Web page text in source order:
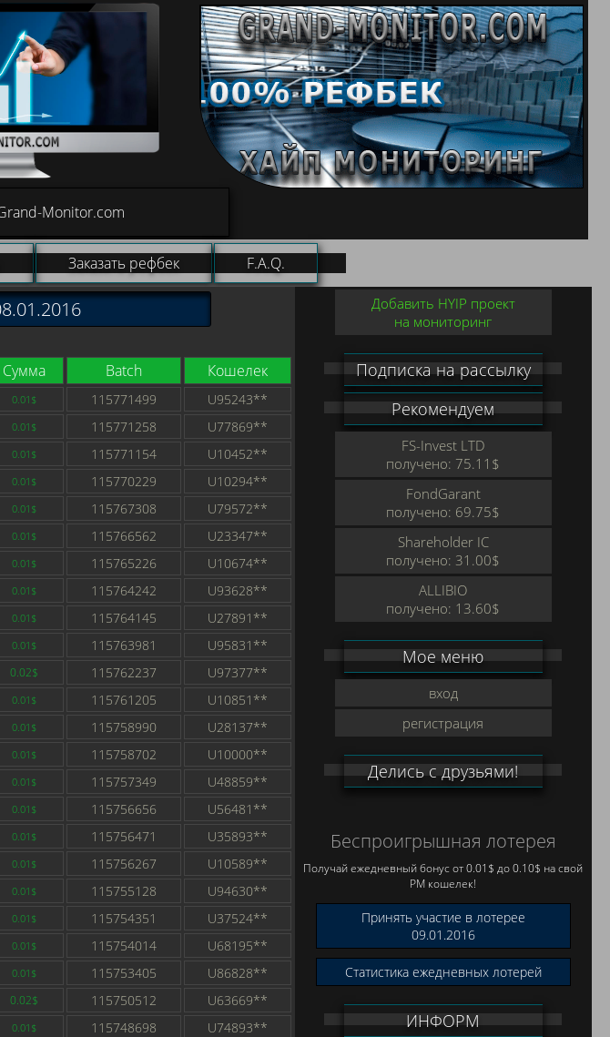
Monitor.com
Заказать рефбек F.A.Q.
Сумма Batch Кошелек
0.01$ 115771499
U95243**
0.01$ 115771258
U77869**
0.01$ 115771154
U10452**
0.01$ 115770229
U10294**
0.01$ 115767308
U79572**
0.01$ 115766562
U23347**
0.01$ 115765226
U10674**
0.01$ 115764242
U93628**
0.01$ 115764145
U27891**
0.01$ 115763981
U95831**
0.02$ 115762237
U97377**
0.01$ 115761205
U10851**
0.01$ 115758990
U28137**
0.01$ 115758702
U10000**
0.01$ 115757349
U48859**
0.01$ 115756656
U56481**
0.01$ 115756471
U35893**
0.01$ 115756267
U10589**
0.01$ 115755128
U94630**
0.01$ 115754351
U37524**
0.01$ 115754014
U68195**
0.01$ 115753405
U86828**
0.02$ 115750512
U63669**
0.01$ 115748698
U74893**
Добавить HYIP проект
на мониторинг
Подписка на рассылку
Рекомендуем
FS-Invest LTD
получено: 75.11$
FondGarant
получено: 69.75$
Shareholder IC
получено: 31.00$
ALLIBIO
получено: 13.60$
Мое меню
вход
регистрация
Делись с друзьями!
Беспроигрышная лотерея
Получай ежедневный бонус от 0.01$ до 0.10$ на свой
PM кошелек!
Принять участие в лотерее
09.01.2016
Статистика ежедневных лотерей
ИНФОРМ